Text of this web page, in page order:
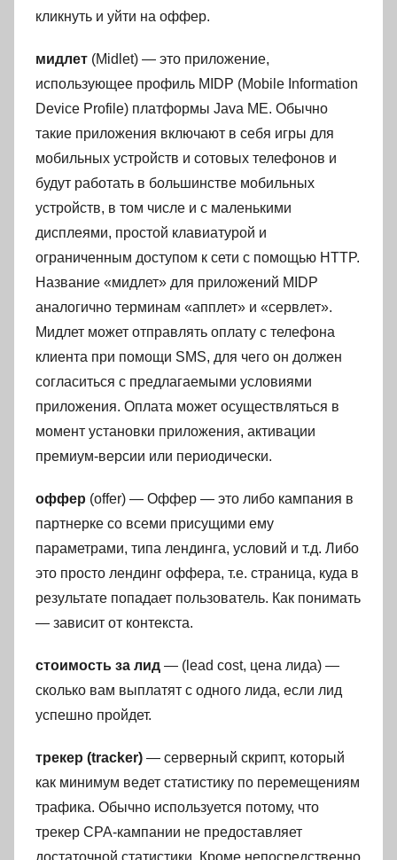
кликнуть и уйти на оффер.
мидлет (Midlet) — это приложение,
использующее профиль MIDP (Mobile Information
Device Profile) платформы Java ME. Обычно
такие приложения включают в себя игры для
мобильных устройств и сотовых телефонов и
будут работать в большинстве мобильных
устройств, в том числе и с маленькими
дисплеями, простой клавиатурой и
ограниченным доступом к сети с помощью HTTP.
Название «мидлет» для приложений MIDP
аналогично терминам «апплет» и «сервлет».
Мидлет может отправлять оплату с телефона
клиента при помощи SMS, для чего он должен
согласиться с предлагаемыми условиями
приложения. Оплата может осуществляться в
момент установки приложения, активации
премиум-версии или периодически.
оффер (offer) — Оффер — это либо кампания в
партнерке со всеми присущими ему
параметрами, типа лендинга, условий и т.д. Либо
это просто лендинг оффера, т.е. страница, куда в
результате попадает пользователь. Как понимать
— зависит от контекста.
стоимость за лид — (lead cost, цена лида) —
сколько вам выплатят с одного лида, если лид
успешно пройдет.
трекер (tracker) — серверный скрипт, который
как минимум ведет статистику по перемещениям
трафика. Обычно используется потому, что
трекер CPA-кампании не предоставляет
достаточной статистики. Кроме непосредственно